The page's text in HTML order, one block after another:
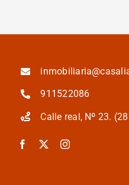
911522086
Calle real, Nº 23.